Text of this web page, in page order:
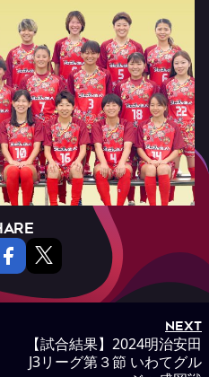
NEXT
【試合結果】2024明治安田
J3リーグ第３節 いわてグル